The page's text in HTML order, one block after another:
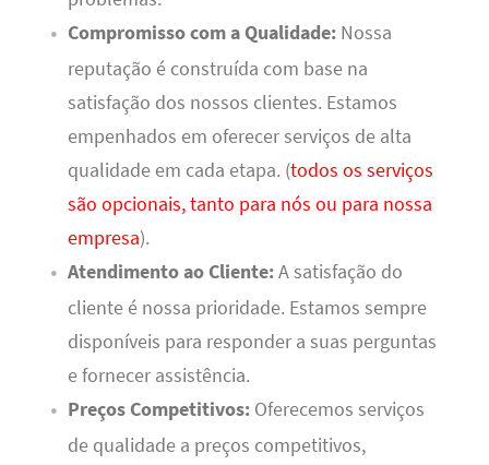
Compromisso com a Qualidade:Nossa
reputação é construída com base na
satisfação dos nossos clientes. Estamos
empenhados em oferecer serviços de alta
qualidade em cada etapa. (todos os serviços
são opcionais, tanto para nós ou para nossa
empresa).
Atendimento ao Cliente:A satisfação do
cliente é nossa prioridade. Estamos sempre
disponíveis para responder a suas perguntas
e fornecer assistência.
Preços Competitivos:Oferecemos serviços
de qualidade a preços competitivos,